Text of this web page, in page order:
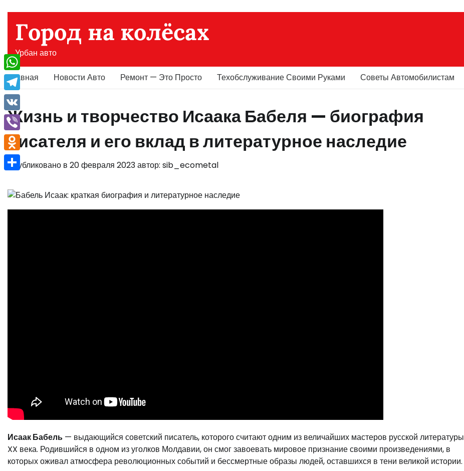
содержимому
Город на колёсах
Урбан авто
Главная Новости Авто Ремонт — Это Просто Техобслуживание Своими Руками Советы Автомобилистам
Жизнь и творчество Исаака Бабеля — биография
писателя и его вклад в литературное наследие
Опубликовано в 20 февраля 2023автор: sib_ecometal
Исаак Бабель — выдающийся советский писатель, которого считают одним из величайших мастеров русской литературы
XX века. Родившийся в одном из уголков Молдавии, он смог завоевать мировое признание своими произведениями, в
которых оживал атмосфера революционных событий и бессмертные образы людей, оставшихся в тени великой истории.
WhatsApp
Telegram
VK
Viber
Odnoklassniki